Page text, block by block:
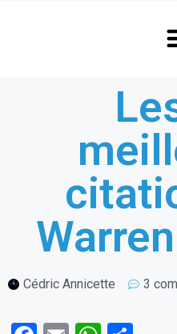
Cédric Annicette 3